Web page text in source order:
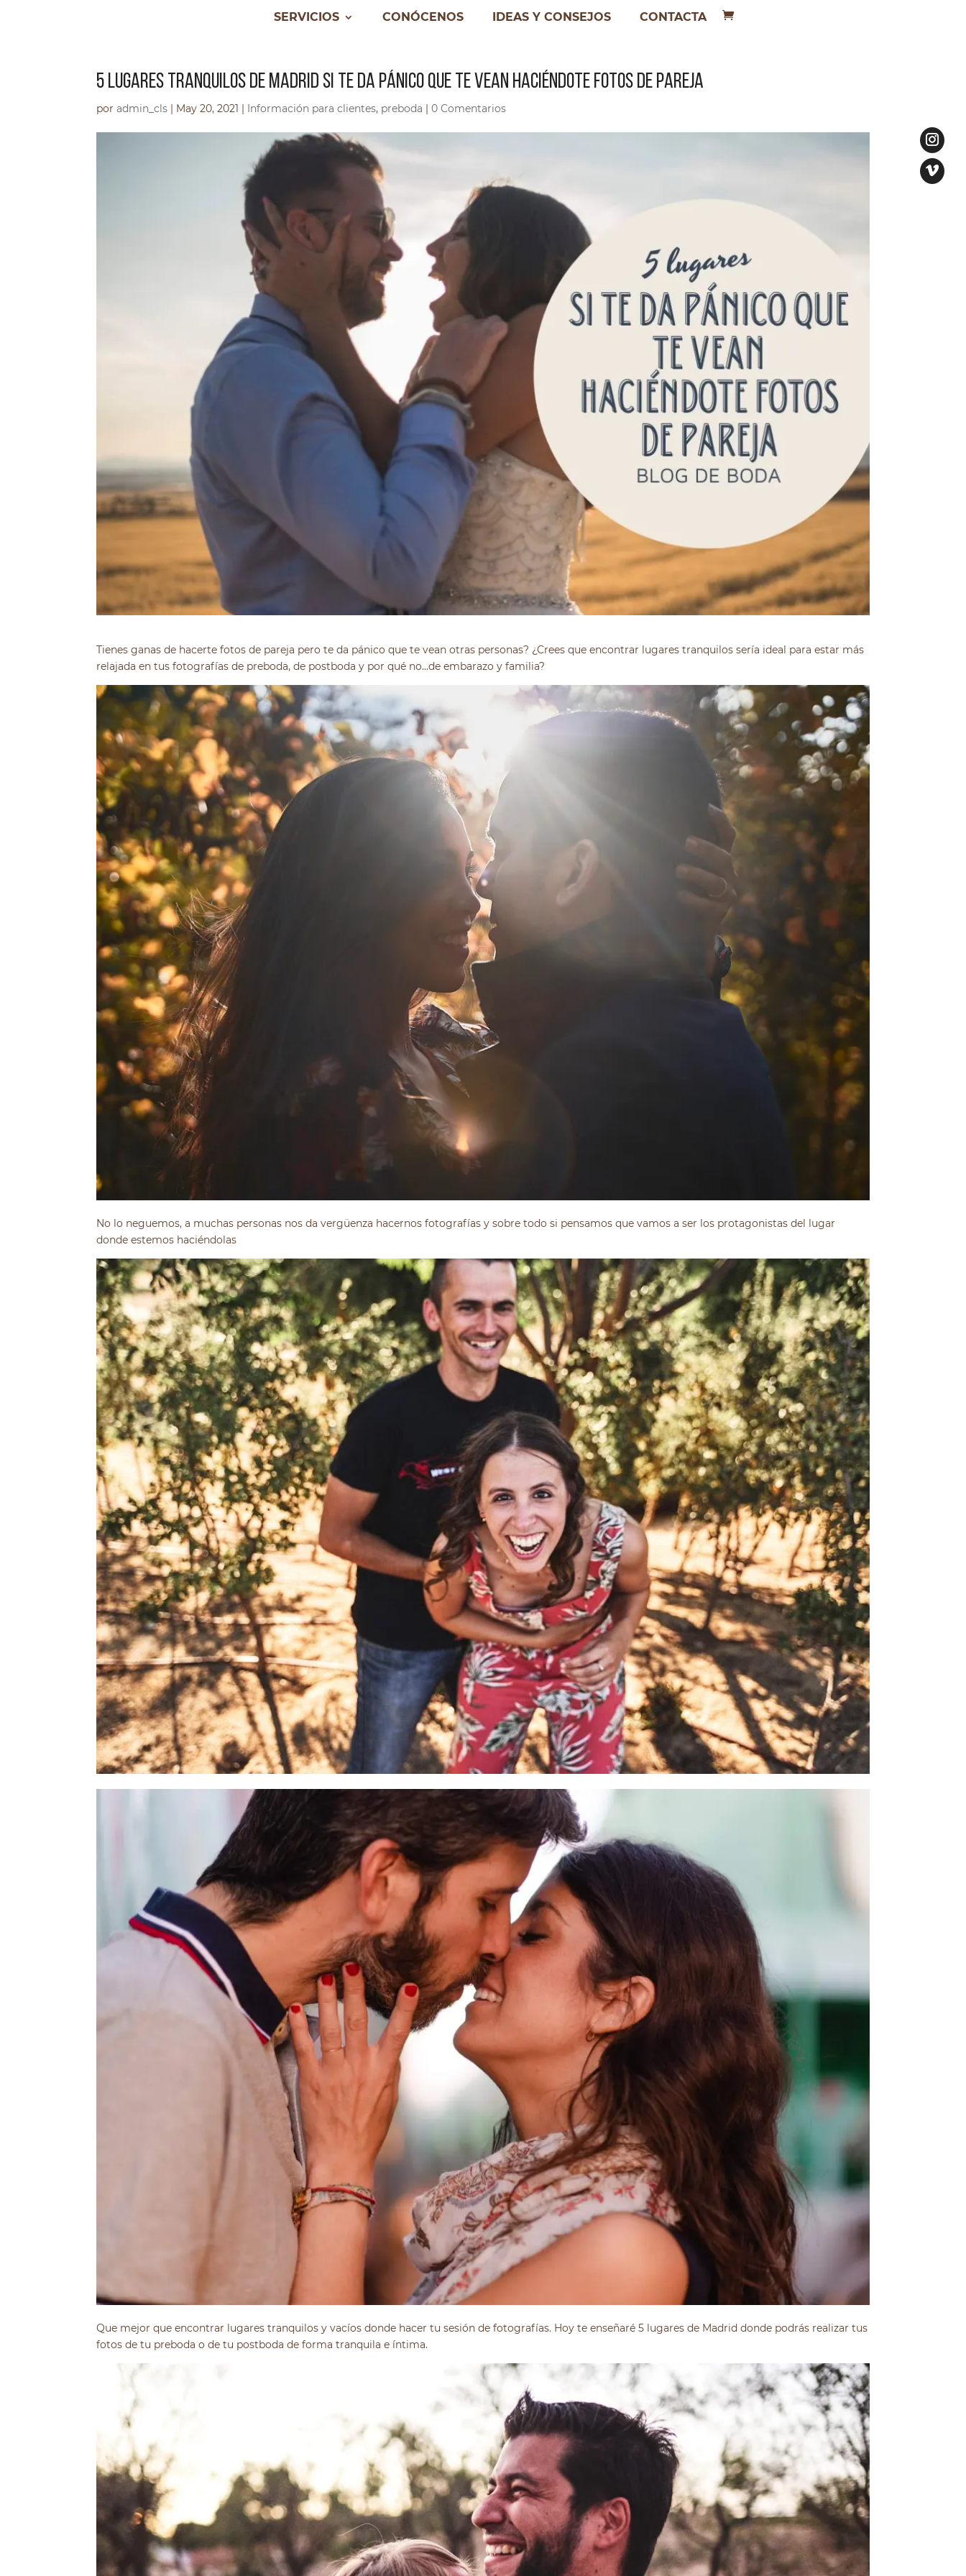
SERVICIOS CONÓCENOS IDEAS Y CONSEJOS CONTACTA
5 LUGARES TRANQUILOS DE MADRID SI TE DA PÁNICO QUE TE VEAN HACIÉNDOTE FOTOS DE PAREJA
poradmin_cls | May 20, 2021 | Información para clientes, preboda |0 Comentarios
Tienes ganas de hacerte fotos de pareja pero te da pánico que te vean otras personas? ¿Crees que encontrar lugares tranquilos sería ideal para estar más
relajada en tus fotografías de preboda, de postboda y por qué no…de embarazo y familia?
No lo neguemos, a muchas personas nos da vergüenza hacernos fotografías y sobre todo si pensamos que vamos a ser los protagonistas del lugar
donde estemos haciéndolas
Que mejor que encontrar lugares tranquilos y vacíos donde hacer tu sesión de fotografías. Hoy te enseñaré 5 lugares de Madrid donde podrás realizar tus
fotos de tu preboda o de tu postboda de forma tranquila e íntima.